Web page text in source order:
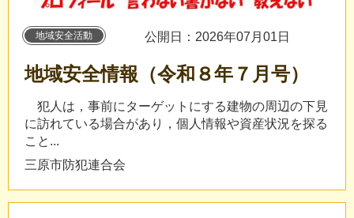
地域安全活動 公開日：2026年07月01日
地域安全情報（令和８年７月号）
犯人は，事前にターゲットにする建物の周辺の下見
に訪れている場合があり，個人情報や資産状況を探る
こと...
三原市防犯連合会